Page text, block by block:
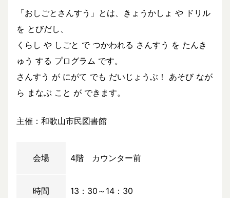
「おしごとさんすう」とは、きょうかしょ や ドリル
を とびだし、
くらし や しごと で つかわれる さんすう を たんき
ゅう する プログラム です。
さんすう が にがて でも だいじょうぶ！ あそび なが
ら まなぶ こと が できます。
主催：和歌山市民図書館
会場 4階 カウンター前
時間 13：30～14：30